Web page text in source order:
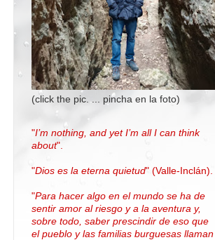
(click the pic. ... pincha en la foto)
"I’m nothing, and yet I’m all I can think
about".
"Dios es la eterna quietud" (Valle-Inclán)
"Para hacer algo en el mundo se ha de
sentir amor al riesgo y a la aventura y,
sobre todo, saber prescindir de eso que
el pueblo y las familias burguesas llaman